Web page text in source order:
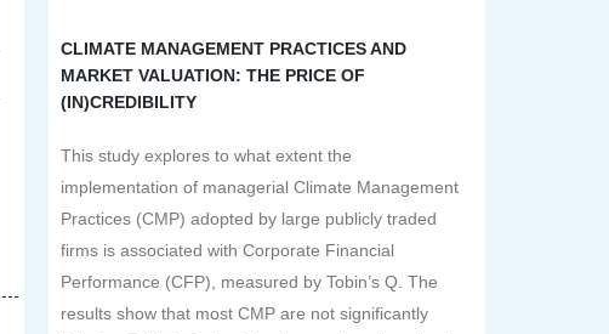
CLIMATE MANAGEMENT PRACTICES AND
MARKET VALUATION: THE PRICE OF
(IN)CREDIBILITY
This study explores to what extent the
implementation of managerial Climate Management
Practices (CMP) adopted by large publicly traded
firms is associated with Corporate Financial
Performance (CFP), measured by Tobin’s Q. The
results show that most CMP are not significantly